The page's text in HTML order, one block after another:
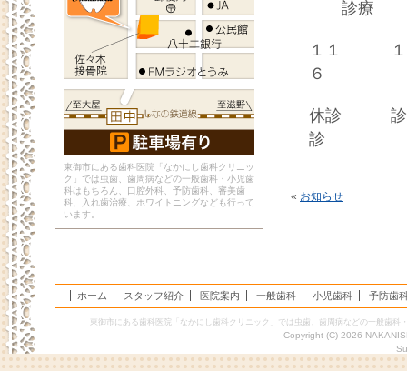
診療
１１
６ １
休診
診 診
« お知らせ
東御市にある歯科医院「なかにし歯科クリニッ
ク」では虫歯、歯周病などの一般歯科・小児歯
科はもちろん、口腔外科、予防歯科、審美歯
科、入れ歯治療、ホワイトニングなども行って
います。
ホーム スタッフ紹介 医院案内 一般歯科 小児歯科 予防歯
東御市にある歯科医院「なかにし歯科クリニック」では虫歯、歯周病などの一般歯
Copyright (C) 2026